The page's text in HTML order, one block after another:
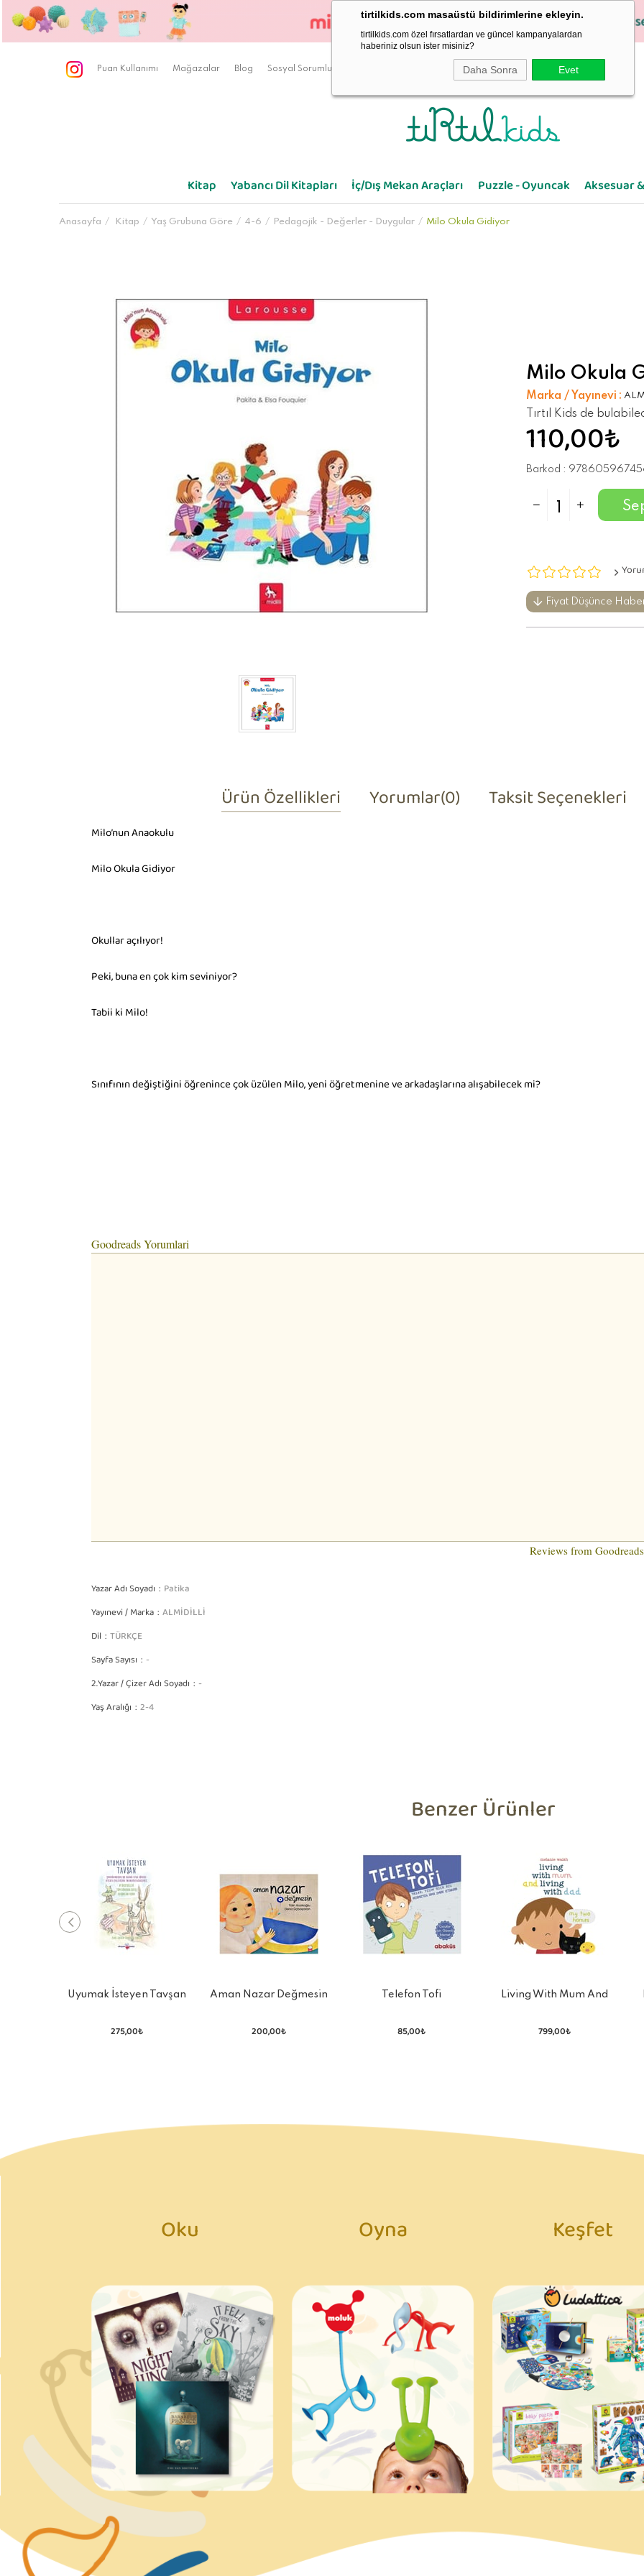
tirtilkids.com masaüstü bildirimlerine ekleyin.
tirtilkids.com özel fırsatlardan ve güncel kampanyalardan
haberiniz olsun ister misiniz?
Daha Sonra Evet
Puan Kullanımı Mağazalar Blog Sosyal Sorumluluk
Kitap Yabancı Dil Kitapları İç/Dış Mekan Araçları Puzzle - Oyuncak Aksesuar
Anasayfa Kitap Yaş Grubuna Göre 4-6 Pedagojik - Değerler - Duygular Milo Okula Gidiyor
Milo Okula
Marka / Yayınevi :
Tırtıl Kids de
110,00₺
Barkod :
Fiyat Düşünce
Ürün Özellikleri Yorumlar(0) Taksit Seçenekleri
Milo’nun Anaokulu
Milo Okula Gidiyor
Okullar açılıyor!
Peki, buna en çok kim seviniyor?
Tabii ki Milo!
Sınıfının değiştiğini öğrenince çok üzülen Milo, yeni öğretmenine ve arkadaşlarına alışabilecek mi?
Goodreads Yorumlari
Reviews from
Yazar Adı Soyadı Patika
Yayınevi / Marka ALMİDİLLİ
Dil TÜRKÇE
Sayfa Sayısı -
2.Yazar / Çizer Adı Soyadı -
Yaş Aralığı 2-4
Benzer Ürünler
Uyumak İsteyen Tavşan
275,00₺
Aman Nazar Değmesin
200,00₺
Telefon Tofi
85,00₺
Living With Mum And
Homes
799,00₺
Oku Oyna Keşfet